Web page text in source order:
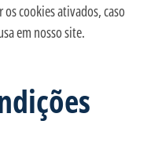
cookies ativados, caso
em nosso site.